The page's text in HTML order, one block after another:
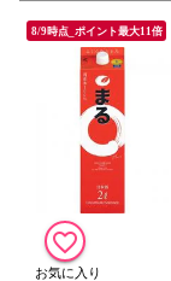
8/9時点_ポイント最大11倍